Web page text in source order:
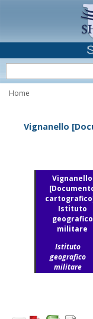
Home
Vignanello
Vignanello
Istituto
geografico
militare
Istituto
geografico
militare